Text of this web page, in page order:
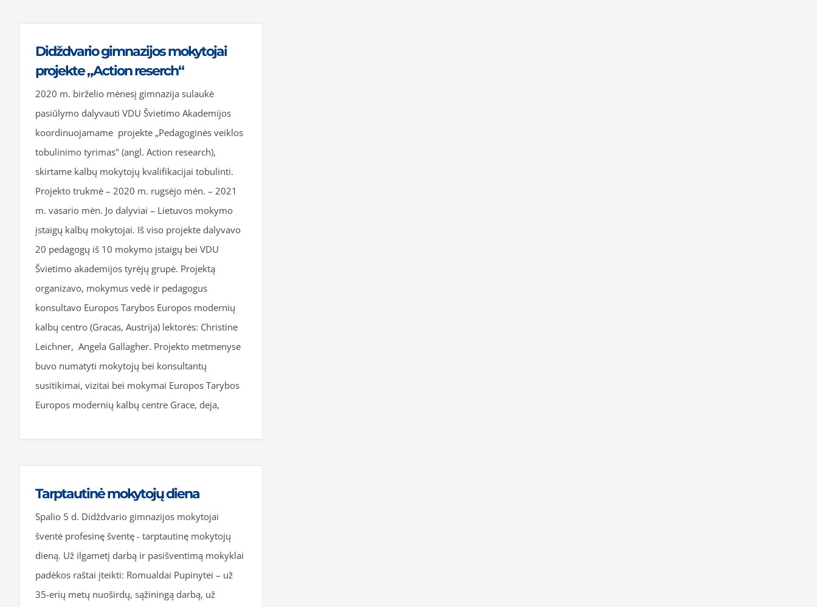
Didždvario gimnazijos mokytojai
projekte „Action reserch“
2020 m. birželio mėnesį gimnazija sulaukė
pasiūlymo dalyvauti VDU Švietimo Akademijos
koordinuojamame projekte „Pedagoginės veiklos
tobulinimo tyrimas" (angl. Action research),
skirtame kalbų mokytojų kvalifikacijai tobulinti.
Projekto trukmė – 2020 m. rugsėjo mėn. – 2021
m. vasario mėn. Jo dalyviai – Lietuvos mokymo
įstaigų kalbų mokytojai. Iš viso projekte dalyvavo
20 pedagogų iš 10 mokymo įstaigų bei VDU
Švietimo akademijos tyrėjų grupė. Projektą
organizavo, mokymus vedė ir pedagogus
konsultavo Europos Tarybos Europos modernių
kalbų centro (Gracas, Austrija) lektorės: Christine
Leichner, Angela Gallagher. Projekto metmenyse
buvo numatyti mokytojų bei konsultantų
susitikimai, vizitai bei mokymai Europos Tarybos
Europos modernių kalbų centre Grace, deja,
Tarptautinė mokytojų diena
Spalio 5 d. Didždvario gimnazijos mokytojai
šventė profesinę šventę - tarptautinę mokytojų
dieną. Už ilgametį darbą ir pasišventimą mokyklai
padėkos raštai įteikti: Romualdai Pupinytei – už
35-erių metų nuoširdų, sąžiningą darbą, už